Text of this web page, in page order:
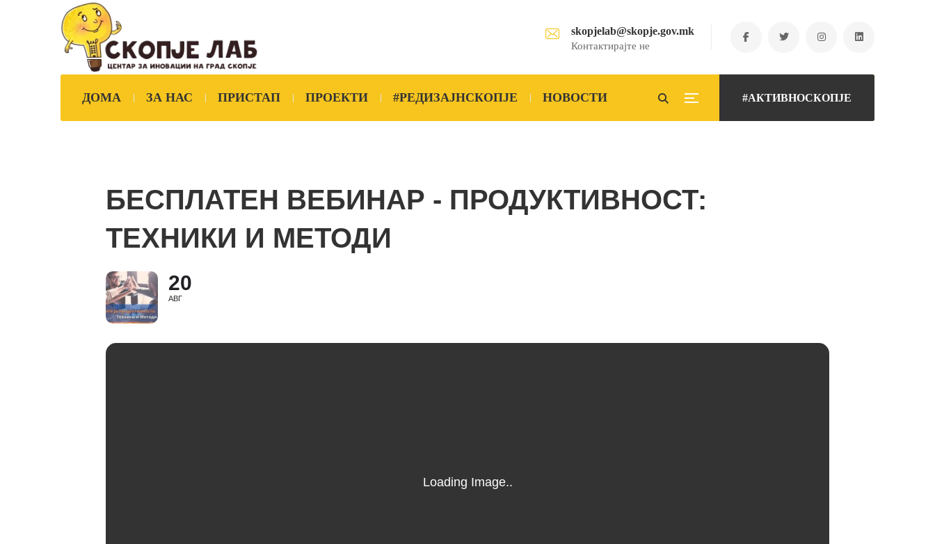
skopjelab@skopje.gov.mk
Контактирајте не
#АКТИВНОСКОПЈЕ
ДОМА ЗА НАС ПРИСТАП ПРОЕКТИ #РЕДИЗАЈНСКОПЈЕ НОВОСТИ
БЕСПЛАТЕН ВЕБИНАР - ПРОДУКТИВНОСТ:
ТЕХНИКИ И МЕТОДИ
20
АВГ